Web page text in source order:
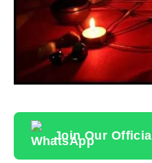
Join Our